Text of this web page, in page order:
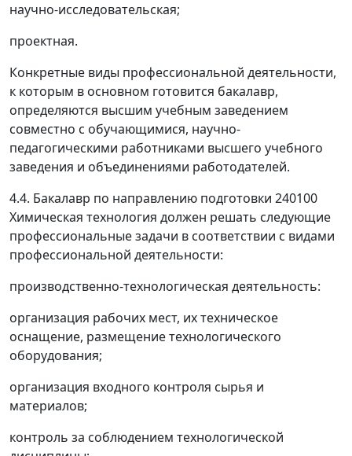
научно-исследовательская;
проектная.
Конкретные виды профессиональной деятельности,
к которым в основном готовится бакалавр,
определяются высшим учебным заведением
совместно с обучающимися, научно-
педагогическими работниками высшего учебного
заведения и объединениями работодателей.
4.4. Бакалавр по направлению подготовки 240100
Химическая технология должен решать следующие
профессиональные задачи в соответствии с видами
профессиональной деятельности:
производственно-технологическая деятельность:
организация рабочих мест, их техническое
оснащение, размещение технологического
оборудования;
организация входного контроля сырья и
материалов;
контроль за соблюдением технологической